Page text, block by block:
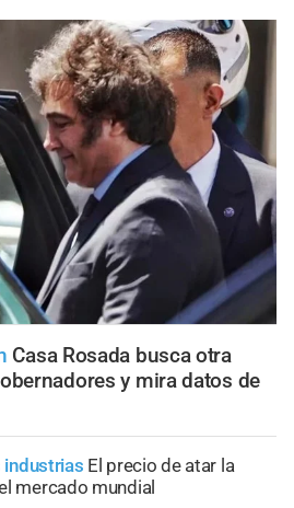
Casa Rosada busca otra
y mira datos de
industrias El precio de atar la
mercado mundial